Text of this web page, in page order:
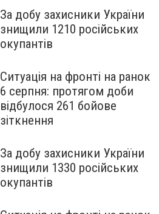
За добу захисники України
знищили 1210 російських
окупантів
Ситуація на фронті на ранок
6 серпня: протягом доби
відбулося 261 бойове
зіткнення
За добу захисники України
знищили 1330 російських
окупантів